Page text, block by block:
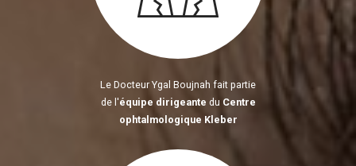
Le Docteur Ygal Boujnah fait partie
de l'équipe dirigeante du Centre
ophtalmologique Kleber